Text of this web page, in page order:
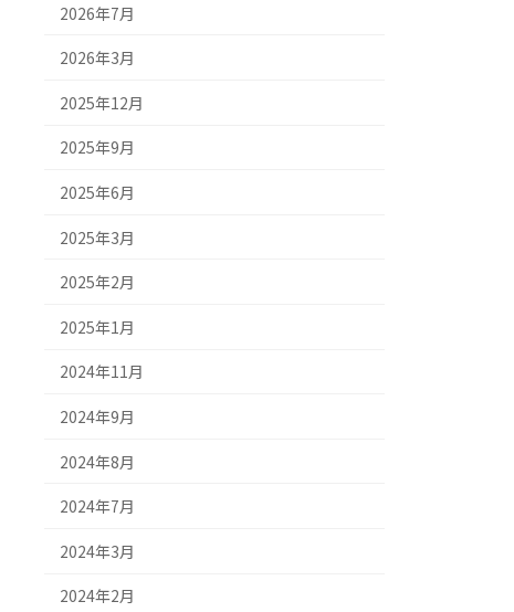
2026年7月
2026年3月
2025年12月
2025年9月
2025年6月
2025年3月
2025年2月
2025年1月
2024年11月
2024年9月
2024年8月
2024年7月
2024年3月
2024年2月